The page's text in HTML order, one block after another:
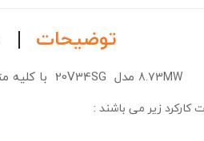
توضیحات
8.73MW مدل 20V34SG با کلیه متعلقات آن + نصب و راه اندازی